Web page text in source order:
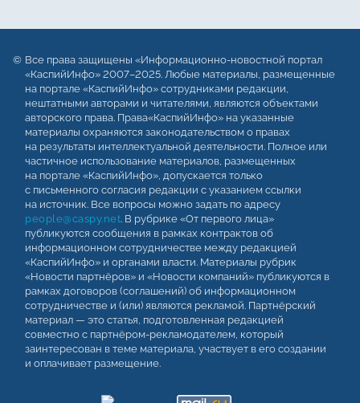
Все права защищены «Информационно-новостной портал
«КаспийИнфо» 2007–2025. Любые материалы, размещенные
на портале «КаспийИнфо» сотрудниками редакции,
нештатными авторами и читателями, являются объектами
авторского права. Права«КаспийИнфо» на указанные
материалы охраняются законодательством о правах
на результаты интеллектуальной деятельности. Полное или
частичное использование материалов, размещенных
на портале «КаспийИнфо», допускается только
с письменного согласия редакции с указанием ссылки
на источник. Все вопросы можно задать по адресу
people@caspy.net. В рубрике «От первого лица»
публикуются сообщения в рамках контрактов об
информационном сотрудничестве между редакцией
«КаспийИнфо» и органами власти. Материалы рубрик
«Новости партнёров» и «Новости компаний» публикуются в
рамках договоров (соглашений) об информационном
сотрудничестве и (или) являются рекламой. Партнёрский
материал — это статья, подготовленная редакцией
совместно с партнёром-рекламодателем, который
заинтересован в теме материала, участвует в его создании
и оплачивает размещение.